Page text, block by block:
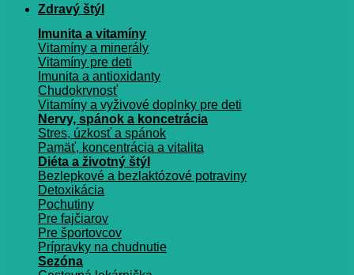
Zdravý štýl
Imunita a vitamíny
Vitamíny a minerály
Vitamíny pre deti
Imunita a antioxidanty
Chudokrvnosť
Vitamíny a vyživové doplnky pre deti
Nervy, spánok a koncetrácia
Stres, úzkosť a spánok
Pamäť, koncentrácia a vitalita
Diéta a životný štýl
Bezlepkové a bezlaktózové potraviny
Detoxikácia
Pochutiny
Pre fajčiarov
Pre športovcov
Prípravky na chudnutie
Sezóna